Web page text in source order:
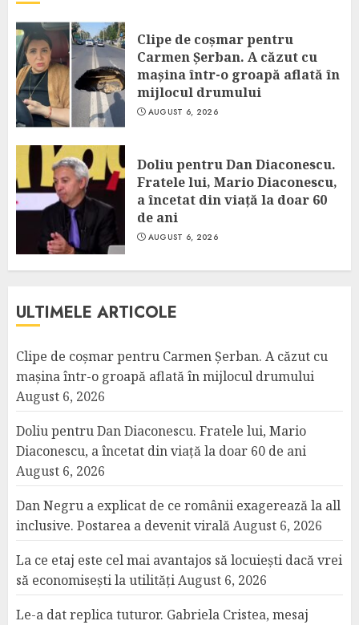
Clipe de coșmar pentru
Carmen Șerban. A căzut cu
mașina într-o groapă aflată în
mijlocul drumului
AUGUST 6, 2026
Doliu pentru Dan Diaconescu.
Fratele lui, Mario Diaconescu,
a încetat din viață la doar 60
de ani
AUGUST 6, 2026
ULTIMELE ARTICOLE
Clipe de coșmar pentru Carmen Șerban. A căzut cu
mașina într-o groapă aflată în mijlocul drumului
August 6, 2026
Doliu pentru Dan Diaconescu. Fratele lui, Mario
Diaconescu, a încetat din viață la doar 60 de ani
August 6, 2026
Dan Negru a explicat de ce românii exagerează la all
inclusive. Postarea a devenit viralăAugust 6, 2026
La ce etaj este cel mai avantajos să locuiești dacă vrei
să economisești la utilitățiAugust 6, 2026
Le-a dat replica tuturor. Gabriela Cristea, mesaj